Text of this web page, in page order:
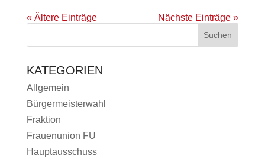
« Ältere Einträge Nächste Einträge »
KATEGORIEN
Allgemein
Bürgermeisterwahl
Fraktion
Frauenunion FU
Hauptausschuss